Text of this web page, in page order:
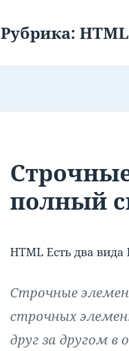
Рубрика:HTML
полный
HTML Есть два
Строчные
строчных
друг за другом в